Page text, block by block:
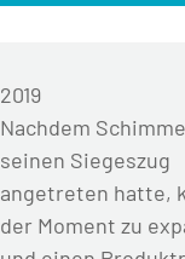
2019
Nachdem
seinen Siegeszug
angetreten hatte,
der Moment zu